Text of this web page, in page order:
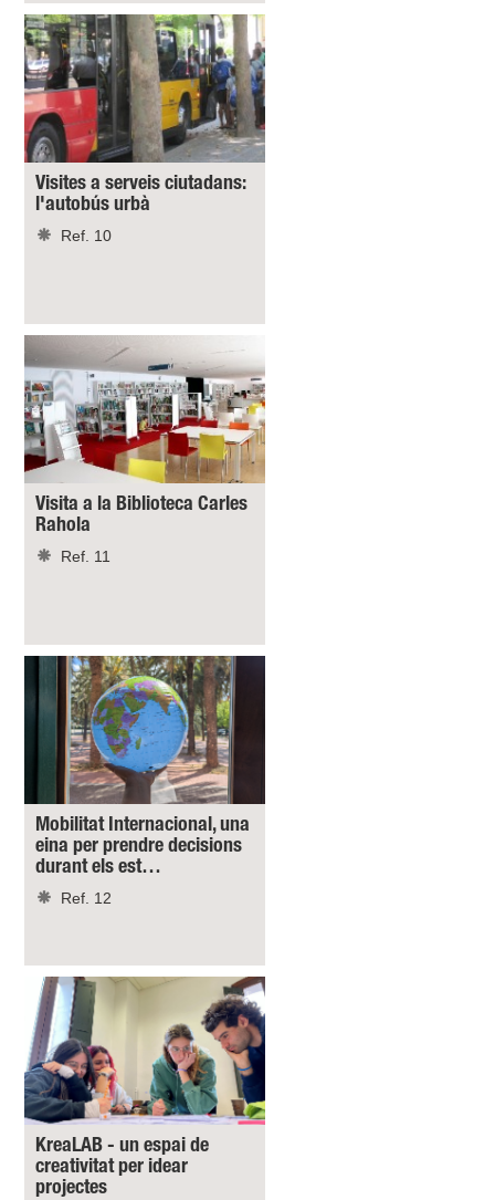
Visites a serveis ciutadans:
l'autobús urbà
Ref. 10
Visita a la Biblioteca Carles
Rahola
Ref. 11
Mobilitat Internacional, una
eina per prendre decisions
durant els est…
Ref. 12
KreaLAB - un espai de
creativitat per idear
projectes